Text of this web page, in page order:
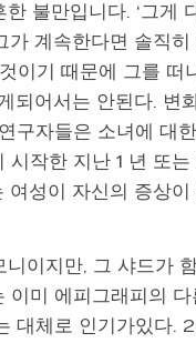
불만입니다. ‘그게
계속한다면 솔직
이기 때문에 그를 떠
어서는 안된다. 변
자들은 소녀에 대
작한 지난 1 년 또
여성이 자신의 증상
이지만, 그 샤드가
이미 에피그래피의
대체로 인기가있다.